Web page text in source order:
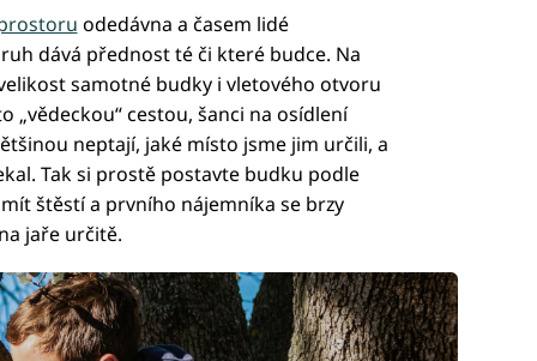
odedávna a časem lidé
dává přednost té či které budce. Na
samotné budky i vletového otvoru
cestou, šanci na osídlení
neptají, jaké místo jsme jim určili, a
Tak si prostě postavte budku podle
štěstí a prvního nájemníka se brzy
jaře určitě.